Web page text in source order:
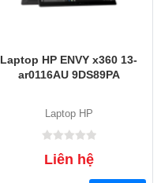
Laptop HP ENVY x360 13-
ar0116AU 9DS89PA
Laptop HP
Liên hệ